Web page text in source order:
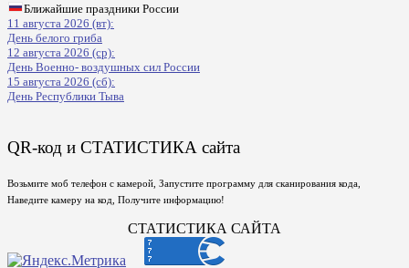
Ближайшие праздники России
11 августа 2026 (вт):
День белого гриба
12 августа 2026 (ср):
День Военно- воздушных сил России
15 августа 2026 (сб):
День Республики Тыва
QR-код и СТАТИСТИКА сайта
Возьмите моб телефон с камерой, Запустите программу для сканирования кода,
Наведите камеру на код, Получите информацию!
СТАТИСТИКА САЙТА